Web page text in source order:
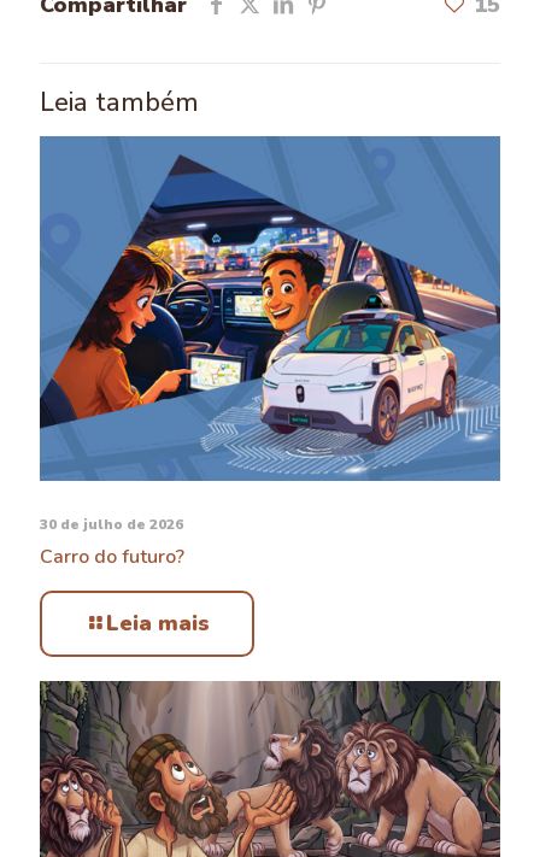
Leia também
30 de julho de 2026
Carro do futuro?
Leia mais